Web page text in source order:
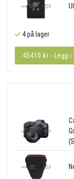
4 på lager
45410 kr - Legg i